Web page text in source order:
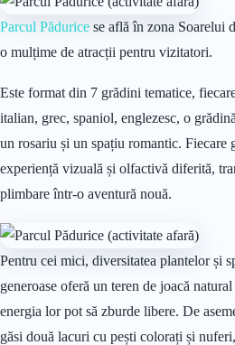
Parcul Pădurice se află în zona Soarelui
o mulțime de atracții pentru vizitatori.
Este format din 7 grădini tematice,
italian, grec, spaniol, englezesc, o
un rosariu și un spațiu romantic. Fiecare
experiență vizuală și olfactivă diferită,
plimbare într-o aventură nouă.
Pentru cei mici, diversitatea plantelor și
generoase oferă un teren de joacă
energia lor pot să zburde libere. De
găsi două lacuri cu pești colorați și